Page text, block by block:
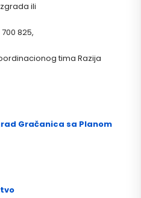
ili
825,
tima Razija
Gračanica sa Planom